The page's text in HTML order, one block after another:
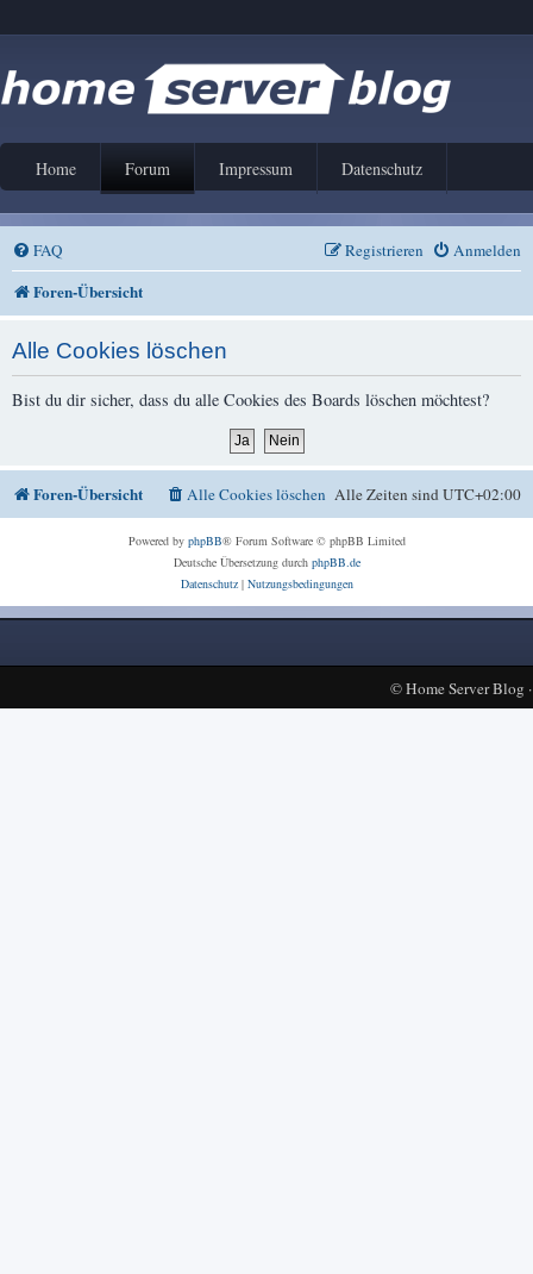
Home Forum Impressum Datenschutz
FAQ Anmelden
Registrieren
Foren-Übersicht
Alle Cookies löschen
Bist du dir sicher, dass du alle Cookies des Boards löschen möchtest?
Foren-Übersicht Alle Zeiten sindUTC+02:00
Alle Cookies löschen
Powered by phpBB® Forum Software © phpBB Limited
Deutsche Übersetzung durch phpBB.de
Datenschutz| Nutzungsbedingungen
©Home Server Blog